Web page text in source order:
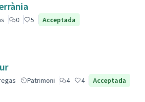
0 5 Acceptada
Patrimoni 4 4 Acceptada